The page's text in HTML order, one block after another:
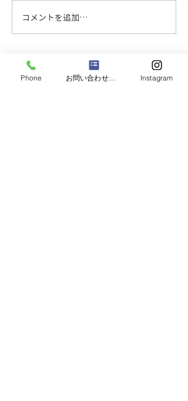
コメントを追加…
CONTACT
Phone お問い合わせフォーム Instagram